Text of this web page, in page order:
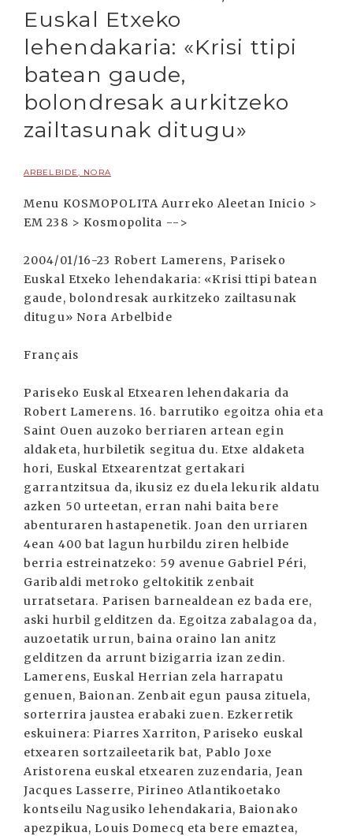
Euskal Etxeko
lehendakaria: «Krisi ttipi
batean gaude,
bolondresak aurkitzeko
zailtasunak ditugu»
ARBELBIDE, NORA
Menu KOSMOPOLITA Aurreko Aleetan Inicio >
EM 238 > Kosmopolita -->
2004/01/16-23 Robert Lamerens, Pariseko
Euskal Etxeko lehendakaria: «Krisi ttipi batean
gaude, bolondresak aurkitzeko zailtasunak
ditugu» Nora Arbelbide
Français
Pariseko Euskal Etxearen lehendakaria da
Robert Lamerens. 16. barrutiko egoitza ohia eta
Saint Ouen auzoko berriaren artean egin
aldaketa, hurbiletik segitua du. Etxe aldaketa
hori, Euskal Etxearentzat gertakari
garrantzitsua da, ikusiz ez duela lekurik aldatu
azken 50 urteetan, erran nahi baita bere
abenturaren hastapenetik. Joan den urriaren
4ean 400 bat lagun hurbildu ziren helbide
berria estreinatzeko: 59 avenue Gabriel Péri,
Garibaldi metroko geltokitik zenbait
urratsetara. Parisen barnealdean ez bada ere,
aski hurbil gelditzen da. Egoitza zabalagoa da,
auzoetatik urrun, baina oraino lan anitz
gelditzen da arrunt bizigarria izan zedin.
Lamerens, Euskal Herrian zela harrapatu
genuen, Baionan. Zenbait egun pausa zituela,
sorterrira jaustea erabaki zuen. Ezkerretik
eskuinera: Piarres Xarriton, Pariseko euskal
etxearen sortzaileetarik bat, Pablo Joxe
Aristorena euskal etxearen zuzendaria, Jean
Jacques Lasserre, Pirineo Atlantikoetako
kontseilu Nagusiko lehendakaria, Baionako
apezpikua, Louis Domecq eta bere emaztea,